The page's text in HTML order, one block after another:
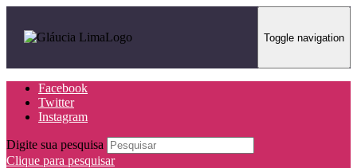
Toggle navigation
Facebook
Twitter
Instagram
Digite sua pesquisa
Clique para pesquisar